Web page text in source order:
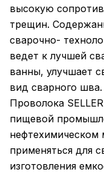
высокую
трещин.
сварочно-
ведет к лучшей
ванны, улучшает
вид сварного шва.
Проволока
пищевой
нефтехимическом
применяться для
изготовления